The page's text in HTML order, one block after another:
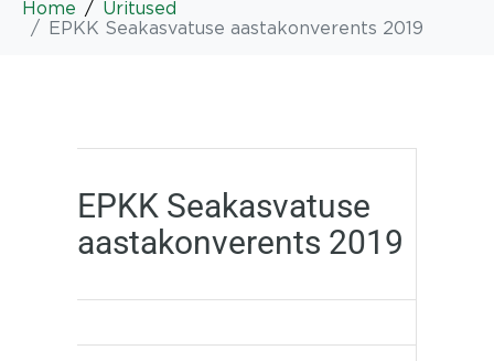
Home
Üritused
EPKK Seakasvatuse aastakonverents 2019
EPKK Seakasvatuse
aastakonverents 2019